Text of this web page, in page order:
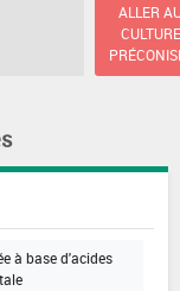
ALLER
à base d'acides